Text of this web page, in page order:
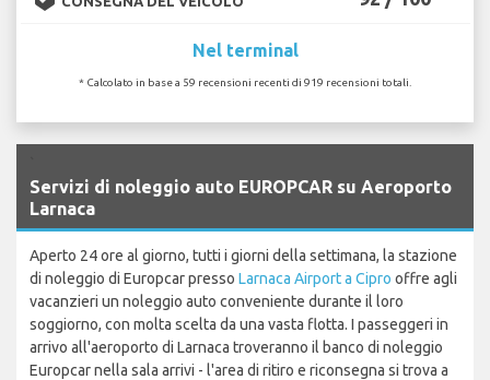
Nel terminal
* Calcolato in base a 59 recensioni recenti di 919 recensioni totali.
Servizi di noleggio auto EUROPCAR su Aeroporto
Larnaca
Aperto 24 ore al giorno, tutti i giorni della settimana, la stazione
di noleggio di Europcar presso Larnaca Airport a Cipro offre agli
vacanzieri un noleggio auto conveniente durante il loro
soggiorno, con molta scelta da una vasta flotta. I passeggeri in
arrivo all'aeroporto di Larnaca troveranno il banco di noleggio
Europcar nella sala arrivi - l'area di ritiro e riconsegna si trova a